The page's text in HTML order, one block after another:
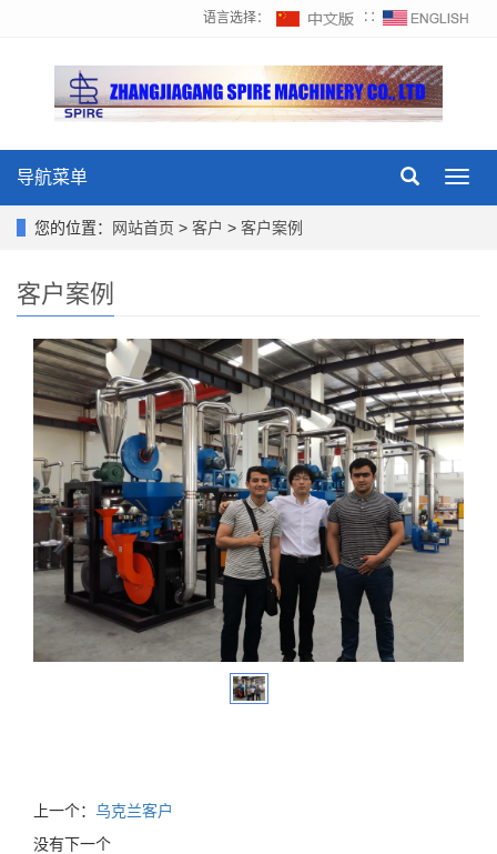
语言选择： ∷
导航菜单
您的位置： 网站首页 > 客户 > 客户案例
客户案例
上一个： 乌克兰客户
没有下一个